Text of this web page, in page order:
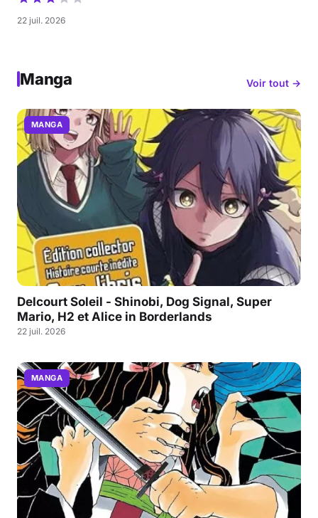
22 juil. 2026
Manga Voir tout →
MANGA
Delcourt Soleil - Shinobi, Dog Signal, Super
Mario, H2 et Alice in Borderlands
22 juil. 2026
MANGA